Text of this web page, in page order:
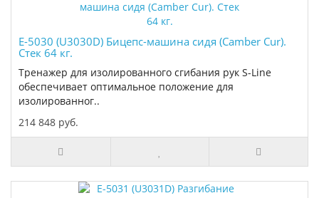
E-5030 (U3030D) Бицепс-машина сидя (Camber Cur).
Стек 64 кг.
Тренажер для изолированного сгибания рук S-Line
обеспечивает оптимальное положение для
изолированног..
214 848 руб.